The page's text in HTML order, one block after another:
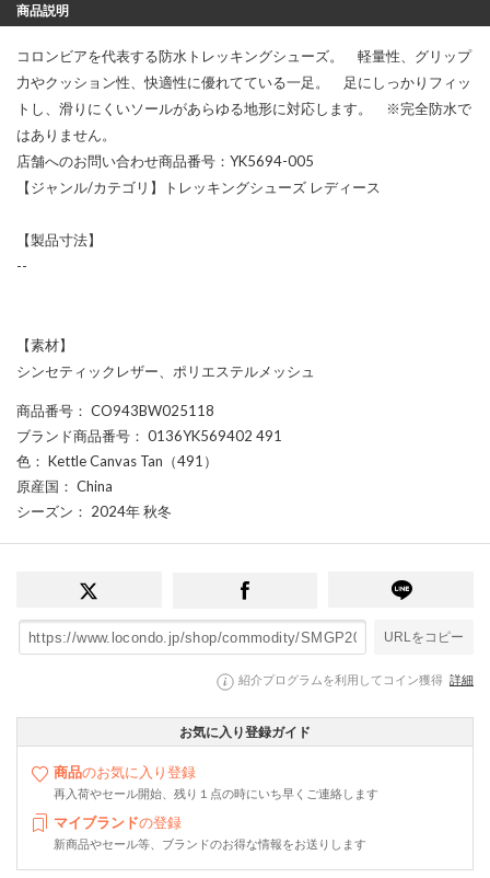
商品説明
コロンビアを代表する防水トレッキングシューズ。 軽量性、グリップ
力やクッション性、快適性に優れてている一足。 足にしっかりフィッ
トし、滑りにくいソールがあらゆる地形に対応します。 ※完全防水で
はありません。
店舗へのお問い合わせ商品番号：YK5694-005
【ジャンル/カテゴリ】トレッキングシューズ レディース
【製品寸法】
--
【素材】
シンセティックレザー、ポリエステルメッシュ
商品番号 ： CO943BW025118
ブランド商品番号 ： 0136YK569402 491
色 ： Kettle Canvas Tan（491）
原産国 ： China
シーズン ： 2024年 秋冬
URLをコピー
紹介プログラムを利用してコイン獲得 詳細
お気に入り登録ガイド
商品のお気に入り登録
再入荷やセール開始、残り１点の時にいち早くご連絡します
マイブランドの登録
新商品やセール等、ブランドのお得な情報をお送りします